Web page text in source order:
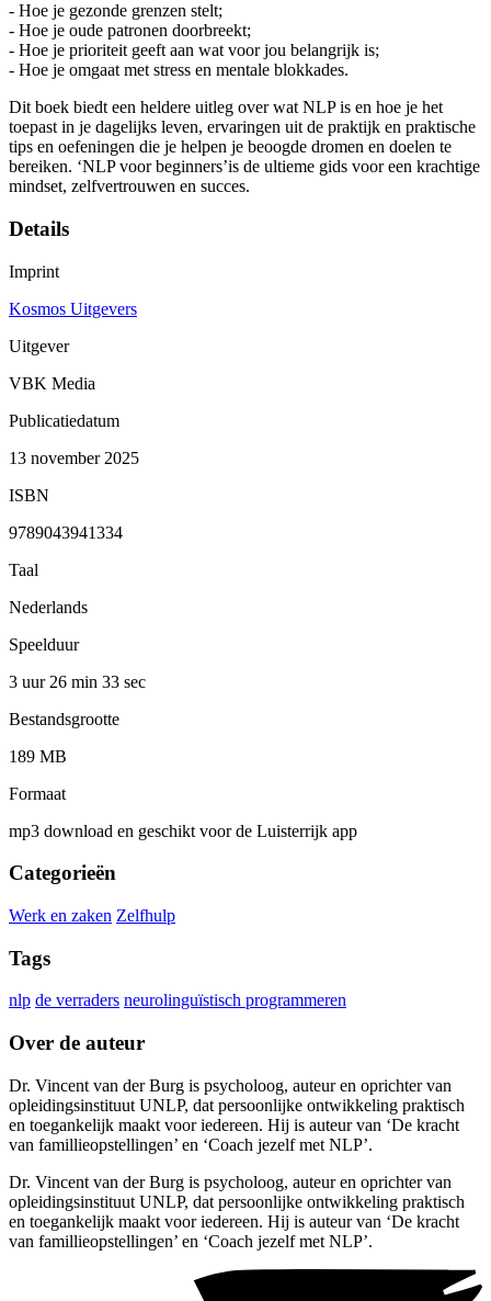
- Hoe je gezonde grenzen stelt;
- Hoe je oude patronen doorbreekt;
- Hoe je prioriteit geeft aan wat voor jou belangrijk is;
- Hoe je omgaat met stress en mentale blokkades.
Dit boek biedt een heldere uitleg over wat NLP is en hoe je het
toepast in je dagelijks leven, ervaringen uit de praktijk en praktische
tips en oefeningen die je helpen je beoogde dromen en doelen te
bereiken. ‘NLP voor beginners’is de ultieme gids voor een krachtige
mindset, zelfvertrouwen en succes.
Details
Imprint
Kosmos Uitgevers
Uitgever
VBK Media
Publicatiedatum
13 november 2025
ISBN
9789043941334
Taal
Nederlands
Speelduur
3 uur 26 min 33 sec
Bestandsgrootte
189 MB
Formaat
mp3 download en geschikt voor de Luisterrijk app
Categorieën
Werk en zaken Zelfhulp
Tags
nlp de verraders neurolinguïstisch programmeren
Over de auteur
Dr. Vincent van der Burg is psycholoog, auteur en oprichter van
opleidingsinstituut UNLP, dat persoonlijke ontwikkeling praktisch
en toegankelijk maakt voor iedereen. Hij is auteur van ‘De kracht
van famillieopstellingen’ en ‘Coach jezelf met NLP’.
Dr. Vincent van der Burg is psycholoog, auteur en oprichter van
opleidingsinstituut UNLP, dat persoonlijke ontwikkeling praktisch
en toegankelijk maakt voor iedereen. Hij is auteur van ‘De kracht
van famillieopstellingen’ en ‘Coach jezelf met NLP’.